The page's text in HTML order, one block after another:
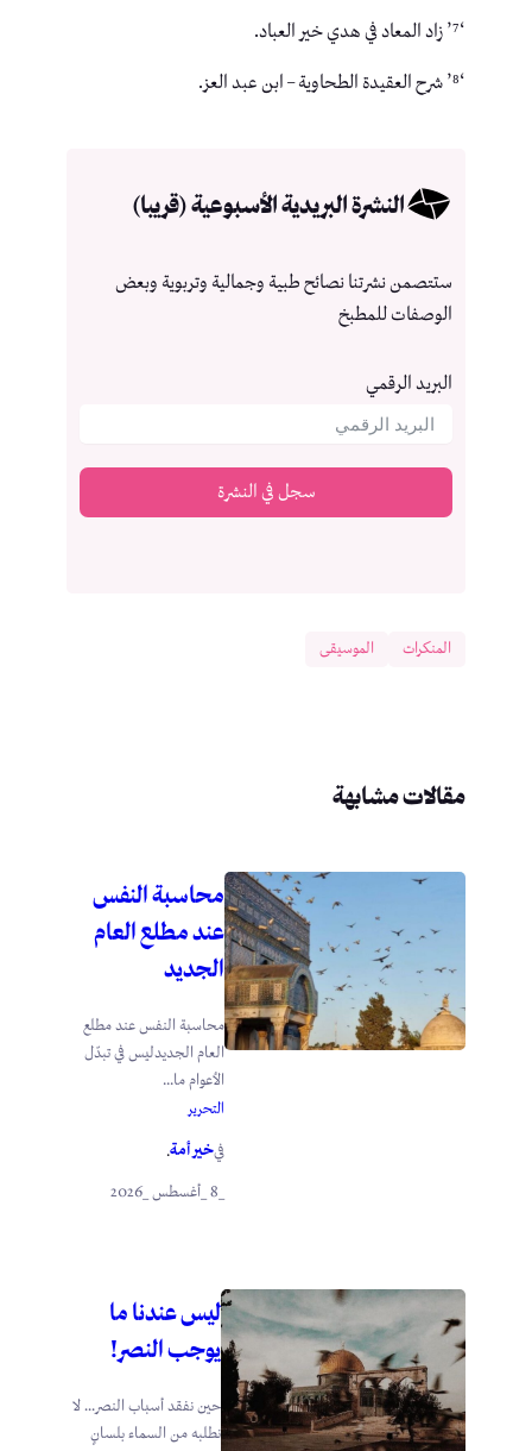
‘⁷’ زاد المعاد في هدي خير العباد.
‘⁸’ شرح العقيدة الطحاوية – ابن عبد العز.
النشرة البريدية الأسبوعية (قريبا)
ستتصمن نشرتنا نصائح طبية وجمالية وتربوية وبعض
الوصفات للمطبخ
البريد الرقمي
سجل في النشرة
المنكرات الموسيقى
مقالات مشابهة
محاسبة النفس
عند مطلع العام
الجديد
محاسبة النفس عند مطلع
العام الجديدليس في تبدّل
الأعوام ما...
التحرير
فيخير أمة.
ليس عندنا ما
يوجب النصر!
حين نفقد أسباب النصر… لا
نطلبه من السماء بلسانٍ